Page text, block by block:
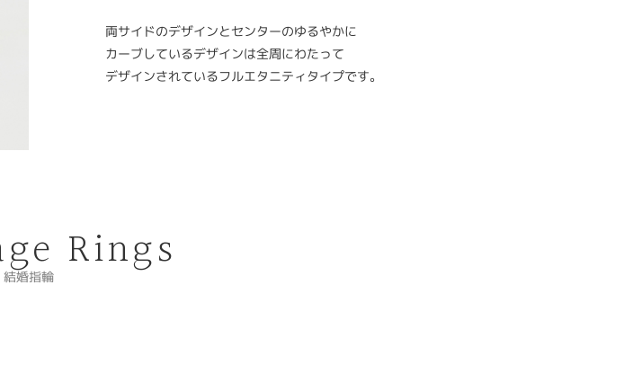
両サイドのデザインとセンターのゆるやかに
カーブしているデザインは全周にわたって
デザインされているフルエタニティタイプです。
Rings
結婚指輪